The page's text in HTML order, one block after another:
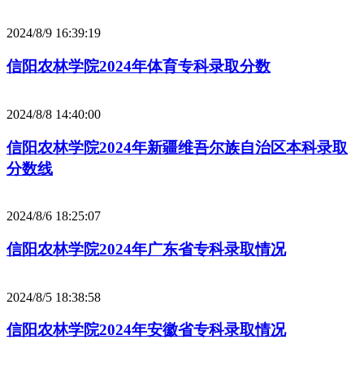
2024/8/9 16:39:19
信阳农林学院2024年体育专科录取分数
2024/8/8 14:40:00
信阳农林学院2024年新疆维吾尔族自治区本科录取
分数线
2024/8/6 18:25:07
信阳农林学院2024年广东省专科录取情况
2024/8/5 18:38:58
信阳农林学院2024年安徽省专科录取情况